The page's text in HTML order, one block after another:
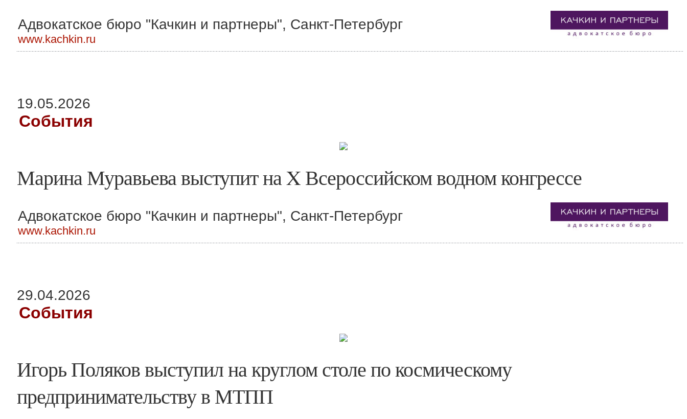
Адвокатское бюро "Качкин и партнеры", Санкт-Петербург
www.kachkin.ru
19.05.2026
События
Марина Муравьева выступит на X Всероссийском водном конгрессе
Адвокатское бюро "Качкин и партнеры", Санкт-Петербург
www.kachkin.ru
29.04.2026
События
Игорь Поляков выступил на круглом столе по космическому
предпринимательству в МТПП